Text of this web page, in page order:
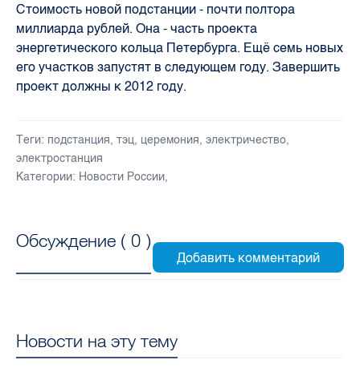
Стоимость новой подстанции - почти полтора
миллиарда рублей. Она - часть проекта
энергетического кольца Петербурга. Ещё семь новых
его участков запустят в следующем году. Завершить
проект должны к 2012 году.
Теги: подстанция, тэц, церемония, электричество,
электростанция
Категории: Новости России,
Обсуждение ( 0 )
Новости на эту тему